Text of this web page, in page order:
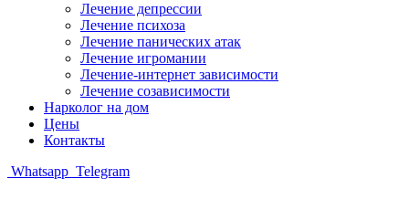
Лечение депрессии
Лечение психоза
Лечение панических атак
Лечение игромании
Лечение-интернет зависимости
Лечение созависимости
Нарколог на дом
Цены
Контакты
Whatsapp Telegram